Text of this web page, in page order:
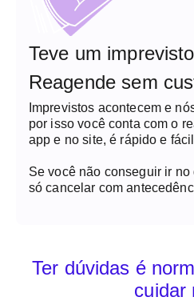
Teve um
Reagende sem
Imprevistos acontecem e
por isso você conta com o
app e no site, é rápido e fácil
Se você não conseguir ir
só cancelar com
Ter dúvidas é
cuidar